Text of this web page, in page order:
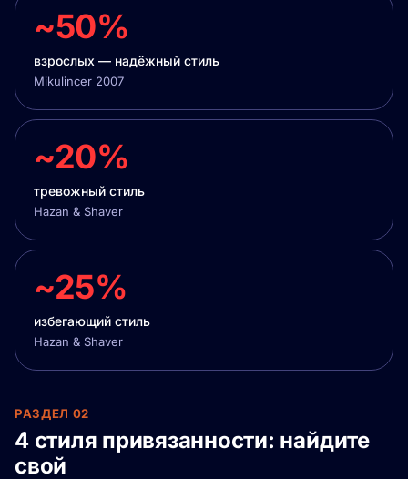
~50%
взрослых — надёжный стиль
Mikulincer 2007
~20%
тревожный стиль
Hazan & Shaver
~25%
избегающий стиль
Hazan & Shaver
РАЗДЕЛ 02
4 стиля привязанности: найдите
свой